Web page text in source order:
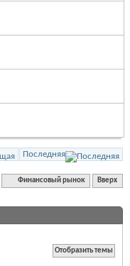
Последняя
Финансовый рынок Вверх